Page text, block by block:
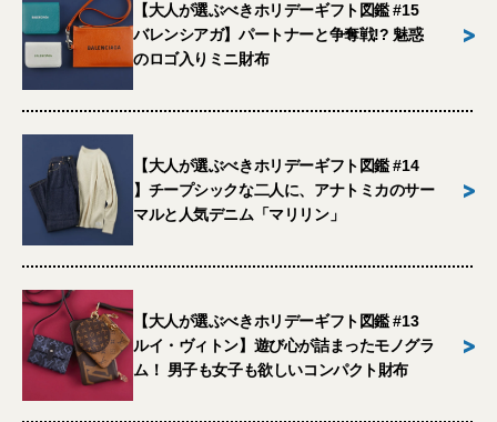
【大人が選ぶべきホリデーギフト図鑑 #15
バレンシアガ】パートナーと争奪戦!? 魅惑
のロゴ入りミニ財布
>
【大人が選ぶべきホリデーギフト図鑑 #14
】チープシックな二人に、アナトミカのサー
マルと人気デニム「マリリン」
>
【大人が選ぶべきホリデーギフト図鑑 #13
ルイ・ヴィトン】遊び心が詰まったモノグラ
ム！ 男子も女子も欲しいコンパクト財布
>